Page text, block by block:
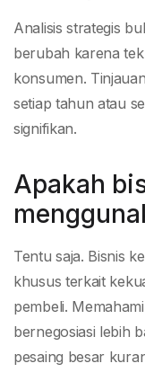
Analisis strategis
berubah karena
konsumen.
setiap tahun atau
signifikan.
Apakah
Tentu saja. Bisnis
khusus terkait
pembeli.
bernegosiasi lebih
pesaing besar